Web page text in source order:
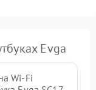
Evga
Wi-Fi